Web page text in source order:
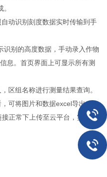
动识别刻度数据实时传输到手
识别的高度数据，手动录入作物
息。首页界面上可显示所有测
区组名称进行测量结果查询。
可将图片和数据excel导出。
正常下上传至云平台，实现管